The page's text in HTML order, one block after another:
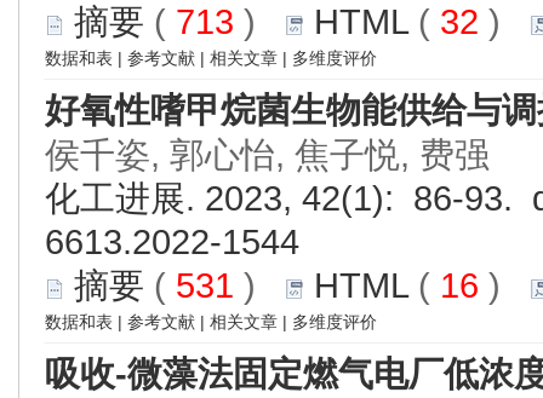
摘要 ( 713 ) HTML( 32 )
数据和表 | 参考文献 | 相关文章 | 多维度评价
好氧性嗜甲烷菌生物能供给与
侯千姿, 郭心怡, 焦子悦, 费强
化工进展. 2023, 42(1): 86-93.
6613.2022-1544
摘要 ( 531 ) HTML( 16 )
数据和表 | 参考文献 | 相关文章 | 多维度评价
吸收-微藻法固定燃气电厂低浓